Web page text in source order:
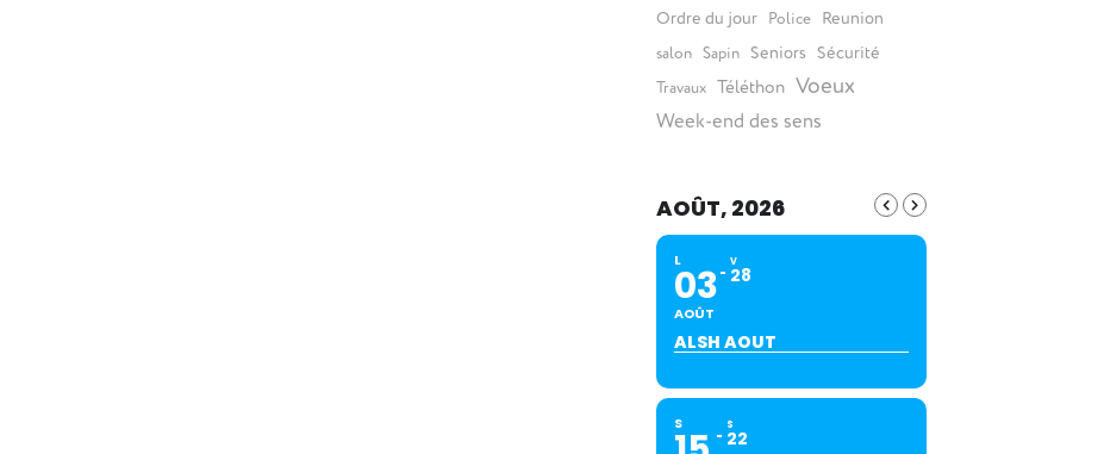
Ordre du jour Police Reunion
salon Sapin Seniors Sécurité
Travaux Téléthon Voeux
Week-end des sens
AOÛT, 2026
L
03
AOÛT
V
28
ALSH AOUT
S S
22